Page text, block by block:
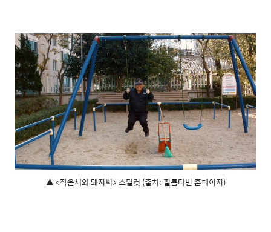
▲ <작은새와 돼지씨> 스틸컷 (출처: 필름다빈 홈페이지)